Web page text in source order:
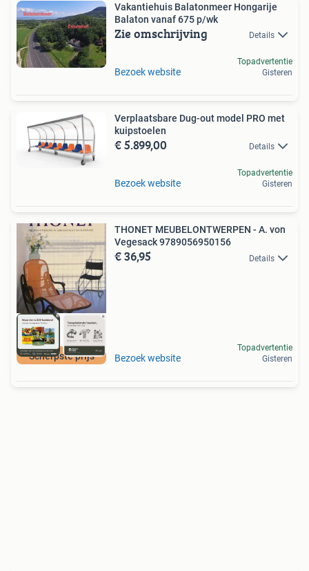
Vakantiehuis Balatonmeer Hongarije
Balaton vanaf 675 p/wk
Zie omschrijving Details
Bezoek website
Topadvertentie
Gisteren
Verplaatsbare Dug-out model PRO met
kuipstoelen
€ 5.899,00 Details
Bezoek website
Topadvertentie
Gisteren
Scherpste prijs
THONET MEUBELONTWERPEN - A. von
Vegesack 9789056950156
€ 36,95 Details
Bezoek website
Topadvertentie
Gisteren